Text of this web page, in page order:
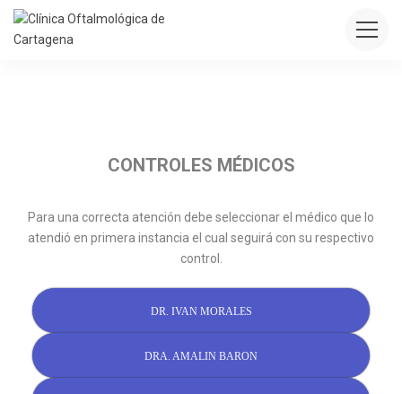
CONTROLES MÉDICOS
Para una correcta atención debe seleccionar el médico que lo
atendió en primera instancia el cual seguirá con su respectivo
control.
DR. IVAN MORALES
DRA. AMALIN BARON